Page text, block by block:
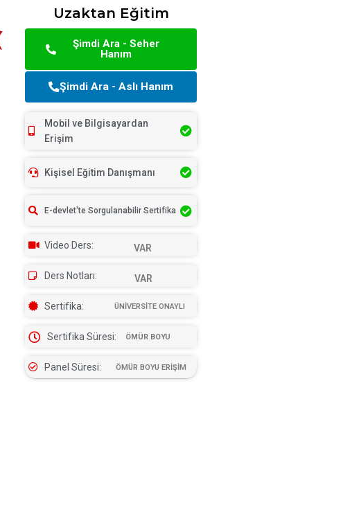
Uzaktan Eğitim
Şimdi Ara - Seher
Hanım
Şimdi Ara - Aslı Hanım
Mobil ve Bilgisayardan
Erişim
Kişisel Eğitim Danışmanı
E-devlet'te Sorgulanabilir Sertifika
Video Ders: VAR
Ders Notları: VAR
Sertifika: ÜNİVERSİTE ONAYLI
Sertifika Süresi: ÖMÜR BOYU
Panel Süresi: ÖMÜR BOYU ERİŞİM